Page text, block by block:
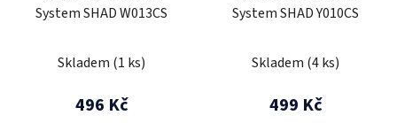
System SHAD W013CS
Skladem (1 ks)
496 Kč
System SHAD Y010CS
Skladem (4 ks)
499 Kč